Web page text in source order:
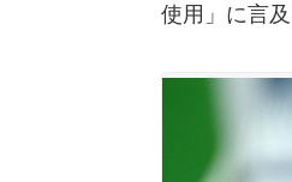
使用」に言